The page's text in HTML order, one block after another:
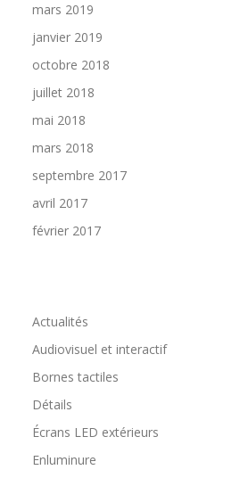
mars 2019
janvier 2019
octobre 2018
juillet 2018
mai 2018
mars 2018
septembre 2017
avril 2017
février 2017
Actualités
Audiovisuel et interactif
Bornes tactiles
Détails
Écrans LED extérieurs
Enluminure